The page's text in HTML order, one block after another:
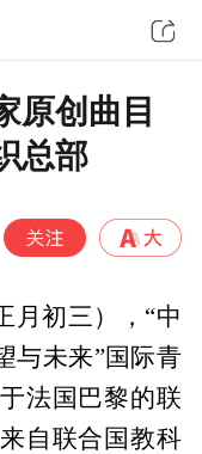
原创曲目
总部
月初三），“中
与未来”国际青
法国巴黎的联
自联合国教科